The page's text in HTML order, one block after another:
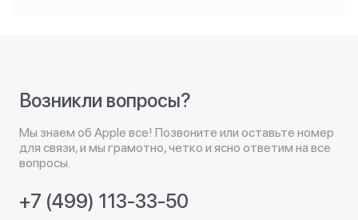
Возникли вопросы?
Мы знаем об Apple все! Позвоните или оставьте номер
для связи, и мы грамотно, четко и ясно ответим на все
вопросы.
+7 (499) 113-33-50